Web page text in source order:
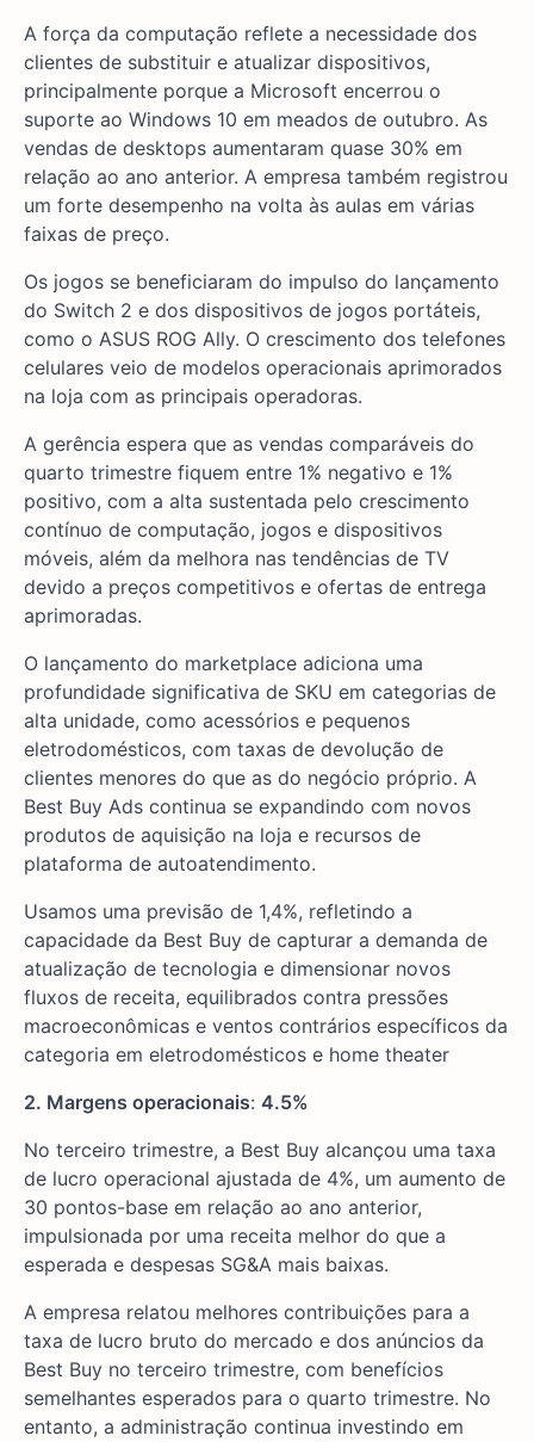
A força da computação reflete a necessidade dos
clientes de substituir e atualizar dispositivos,
principalmente porque a Microsoft encerrou o
suporte ao Windows 10 em meados de outubro. As
vendas de desktops aumentaram quase 30% em
relação ao ano anterior. A empresa também registrou
um forte desempenho na volta às aulas em várias
faixas de preço.
Os jogos se beneficiaram do impulso do lançamento
do Switch 2 e dos dispositivos de jogos portáteis,
como o ASUS ROG Ally. O crescimento dos telefones
celulares veio de modelos operacionais aprimorados
na loja com as principais operadoras.
A gerência espera que as vendas comparáveis do
quarto trimestre fiquem entre 1% negativo e 1%
positivo, com a alta sustentada pelo crescimento
contínuo de computação, jogos e dispositivos
móveis, além da melhora nas tendências de TV
devido a preços competitivos e ofertas de entrega
aprimoradas.
O lançamento do marketplace adiciona uma
profundidade significativa de SKU em categorias de
alta unidade, como acessórios e pequenos
eletrodomésticos, com taxas de devolução de
clientes menores do que as do negócio próprio. A
Best Buy Ads continua se expandindo com novos
produtos de aquisição na loja e recursos de
plataforma de autoatendimento.
Usamos uma previsão de 1,4%, refletindo a
capacidade da Best Buy de capturar a demanda de
atualização de tecnologia e dimensionar novos
fluxos de receita, equilibrados contra pressões
macroeconômicas e ventos contrários específicos da
categoria em eletrodomésticos e home theater
2. Margens operacionais: 4.5%
No terceiro trimestre, a Best Buy alcançou uma taxa
de lucro operacional ajustada de 4%, um aumento de
30 pontos-base em relação ao ano anterior,
impulsionada por uma receita melhor do que a
esperada e despesas SG&A mais baixas.
A empresa relatou melhores contribuições para a
taxa de lucro bruto do mercado e dos anúncios da
Best Buy no terceiro trimestre, com benefícios
semelhantes esperados para o quarto trimestre. No
entanto, a administração continua investindo em